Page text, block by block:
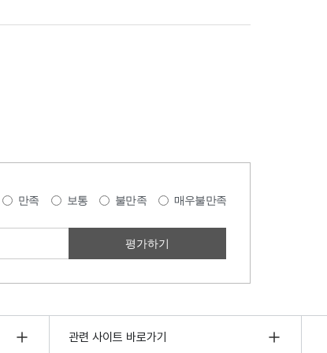
만족 보통 불만족 매우불만족
관련 사이트 바로가기